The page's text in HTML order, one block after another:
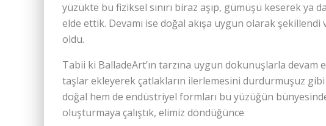
yüzükte bu fiziksel sınırı biraz aşıp, gümüşü keserek ya
elde ettik. Devamı ise doğal akışa uygun olarak
oldu.
Tabii ki BalladeArt’ın tarzına uygun dokunuşlarla devam
taşlar ekleyerek çatlakların ilerlemesini durdurmuşuz
doğal hem de endüstriyel formları bu yüzüğün
oluşturmaya çalıştık, elimiz döndüğünce